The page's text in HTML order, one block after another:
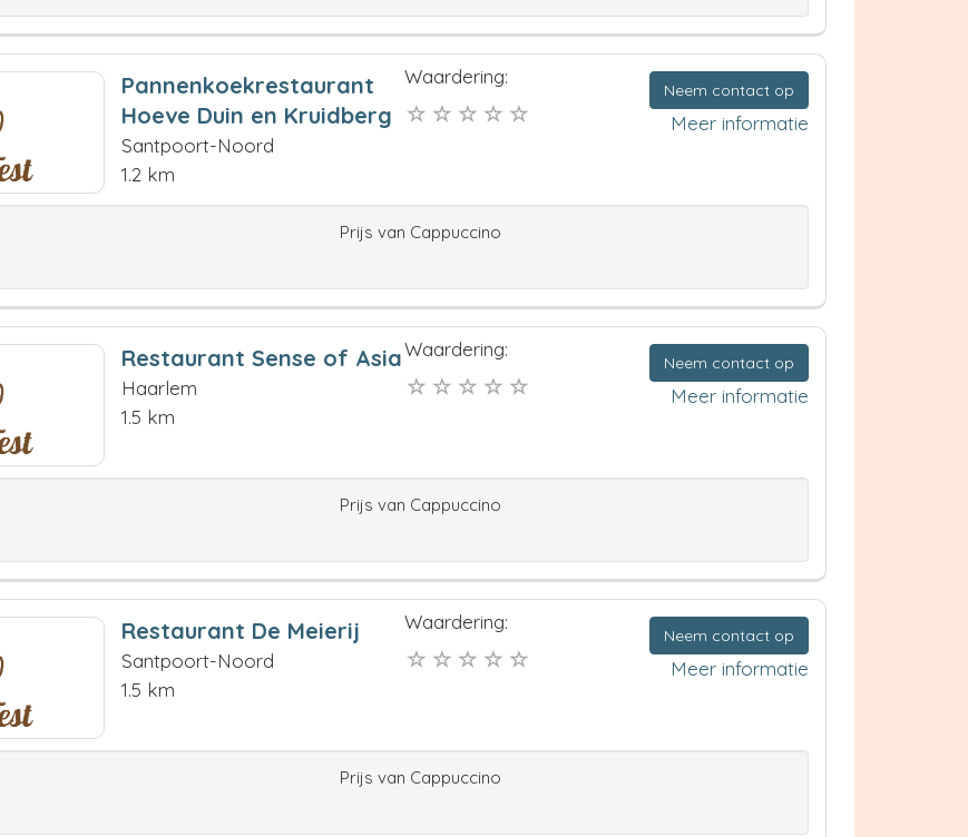
Pannenkoekrestaurant
Hoeve Duin en Kruidberg
Santpoort-Noord
1.2 km
Waardering:
Neem contact op
Meer informatie
Prijs van Cappuccino
Restaurant Sense of Asia
Haarlem
1.5 km
Waardering:
Neem contact op
Meer informatie
Prijs van Cappuccino
Restaurant De Meierij
Santpoort-Noord
1.5 km
Waardering:
Neem contact op
Meer informatie
Prijs van Cappuccino